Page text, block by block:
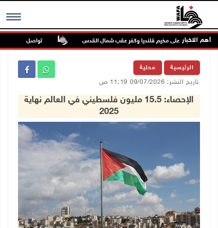
MENU أهم الاخبار تواصل انتهاكات
الرئيسية محلية
تاريخ النشر: 09/07/2026 11:19 ص
الإحصاء: 15.5 مليون فلسطيني في العالم نهاية
2025